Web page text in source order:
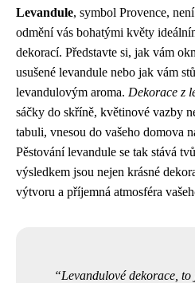
Levandule, symbol Provence,
odmění vás bohatými květy
dekorací. Představte si, jak vám
usušené levandule nebo jak vám
levandulovým aroma. Dekorace z
sáčky do skříně, květinové vazby
tabuli, vnesou do vašeho domova
Pěstování levandule se tak stává
výsledkem jsou nejen krásné
výtvoru a příjemná atmosféra
Levandulové dekorace,